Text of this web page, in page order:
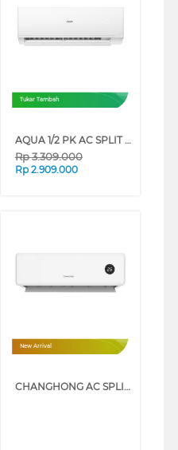
Tukar Tambah
AQUA 1/2 PK AC SPLIT AIR CONDITIONER STANDARD IONIZER UV COOL AQAKR5FQBL
Rp3.309.000
Rp 2.909.000
New Arrival
CHANGHONG AC SPLIT AIR CONDITIONER GUARDIAN CSC-NVS4 SERIES